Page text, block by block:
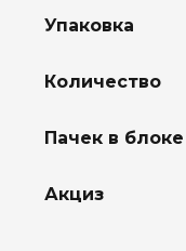
Упаковка
Количество
Пачек в блоке
Акциз